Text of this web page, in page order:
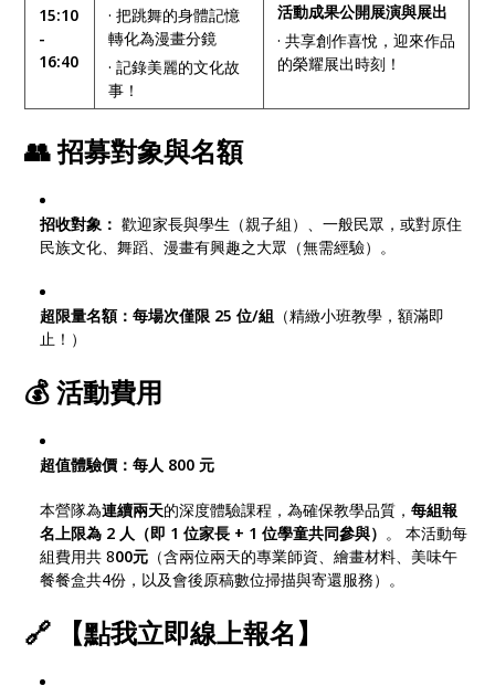
15:10
-
16:40
· 把跳舞的身體記憶
轉化為漫畫分鏡
· 記錄美麗的文化故
事！
活動成果公開展演與展出
· 共享創作喜悅，迎來作品
的榮耀展出時刻！
👥 招募對象與名額
招收對象： 歡迎家長與學生（親子組）、一般民眾，或對原住
民族文化、舞蹈、漫畫有興趣之大眾（無需經驗）。
超限量名額：每場次僅限 25 位/組 （精緻小班教學，額滿即
止！）
💰 活動費用
超值體驗價：每人 800 元
本營隊為連續兩天的深度體驗課程，為確保教學品質，每組報
名上限為 2 人（即 1 位家長 + 1 位學童共同參與） 。 本活動每
組費用共 800元 （含兩位兩天的專業師資、繪畫材料、美味午
餐餐盒共4份，以及會後原稿數位掃描與寄還服務）。
🔗 【點我立即線上報名】